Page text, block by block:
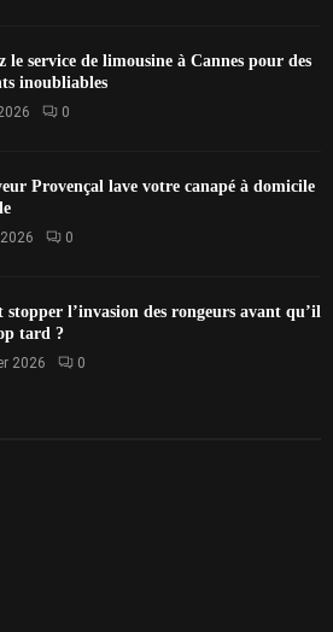
le service de limousine à Cannes pour des
inoubliables
0
Provençal lave votre canapé à domicile
0
stopper l’invasion des rongeurs avant qu’il
tard ?
2026 0